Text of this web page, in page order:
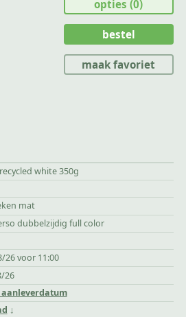
white 350g
mat
dubbelzijdig full color
26 voor 11:00
26
aanleverdatum
opties(0)
bestel
maak favoriet